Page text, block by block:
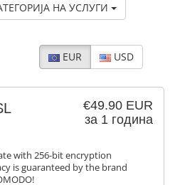
НА УСЛУГИ
EUR USD
€49.90 EUR
за 1 година
with 256-bit encryption
is guaranteed by the brand